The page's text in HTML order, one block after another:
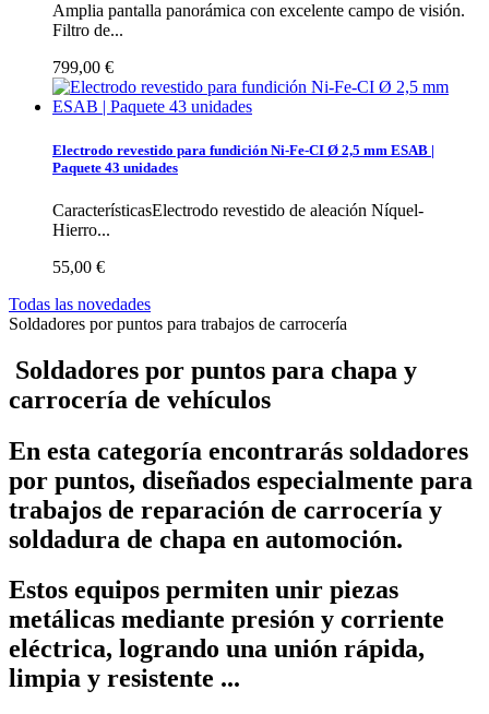
Amplia pantalla panorámica con excelente campo de visión.
Filtro de...
799,00 €
Electrodo revestido para fundición Ni-Fe-CI Ø 2,5 mm ESAB |
Paquete 43 unidades
CaracterísticasElectrodo revestido de aleación Níquel-
Hierro...
55,00 €
Todas las novedades
Soldadores por puntos para trabajos de carrocería
Soldadores por puntos para chapa y
carrocería de vehículos
En esta categoría encontrarás soldadores
por puntos, diseñados especialmente para
trabajos de reparación de carrocería y
soldadura de chapa en automoción.
Estos equipos permiten unir piezas
metálicas mediante presión y corriente
eléctrica, logrando una unión rápida,
limpia y resistente ...